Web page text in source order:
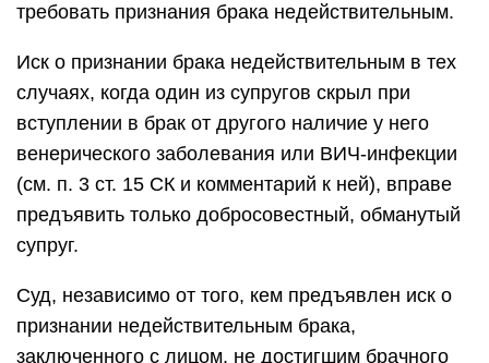
требовать признания брака недействительным.
Иск о признании брака недействительным в тех
случаях, когда один из супругов скрыл при
вступлении в брак от другого наличие у него
венерического заболевания или ВИЧ-инфекции
(см. п. 3 ст. 15 СК и комментарий к ней), вправе
предъявить только добросовестный, обманутый
супруг.
Суд, независимо от того, кем предъявлен иск о
признании недействительным брака,
заключенного с лицом, не достигшим брачного